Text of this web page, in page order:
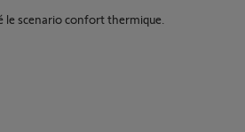
le scenario confort thermique.